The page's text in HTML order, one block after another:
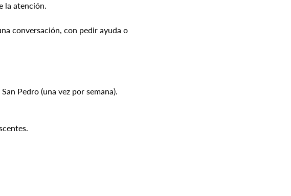
la atención.
conversación, con pedir ayuda o
Pedro (una vez por semana).